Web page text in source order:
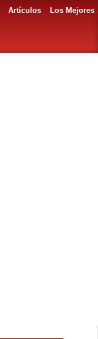
Artículos
Los Mejores